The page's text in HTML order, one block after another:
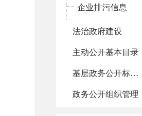
企业排污信息
法治政府建设
主动公开基本目录
基层政务公开标准化规范化
政务公开组织管理